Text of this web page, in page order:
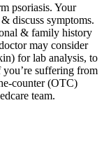
psoriasis. Your
discuss symptoms.
& family history
may consider
for lab analysis, to
you’re suffering from
counter (OTC)
team.